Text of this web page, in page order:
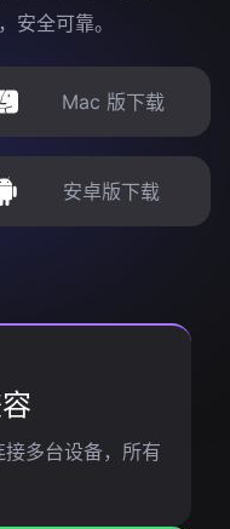
安全可靠。
Mac 版下载
安卓版下载
多台设备，所有